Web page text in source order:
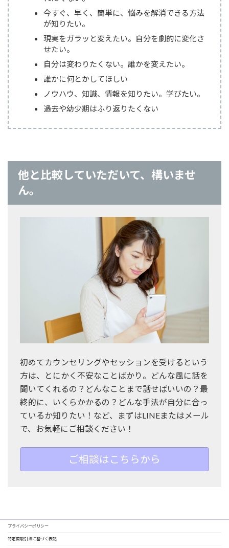
今すぐ、早く、簡単に、悩みを解消できる方法
が知りたい。
現実をガラッと変えたい。自分を劇的に変化さ
せたい。
自分は変わりたくない。誰かを変えたい。
誰かに何とかしてほしい
ノウハウ、知識、情報を知りたい。学びたい。
過去や幼少期はふり返りたくない
他と比較していただいて、構いませ
ん。
初めてカウンセリングやセッションを受けるという
方は、とにかく不安なことばかり。どんな風に話を
聞いてくれるの？どんなことまで話せばいいの？最
終的に、いくらかかるの？どんな手法が自分に合っ
ているか知りたい！など、まずはLINEまたはメール
で、お気軽にご相談ください！
ご相談はこちらから
プライバシーポリシー
特定商取引法に基づく表記